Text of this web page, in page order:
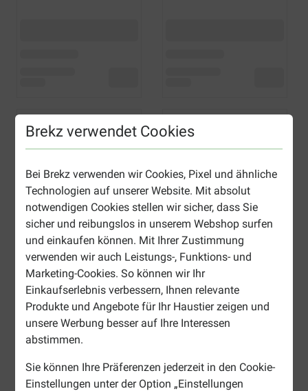
Brekz verwendet Cookies
Bei Brekz verwenden wir Cookies, Pixel und ähnliche
Technologien auf unserer Website. Mit absolut
notwendigen Cookies stellen wir sicher, dass Sie
sicher und reibungslos in unserem Webshop surfen
und einkaufen können. Mit Ihrer Zustimmung
verwenden wir auch Leistungs-, Funktions- und
Marketing-Cookies. So können wir Ihr
Einkaufserlebnis verbessern, Ihnen relevante
Produkte und Angebote für Ihr Haustier zeigen und
unsere Werbung besser auf Ihre Interessen
abstimmen.
Sie können Ihre Präferenzen jederzeit in den Cookie-
Einstellungen unter der Option „Einstellungen